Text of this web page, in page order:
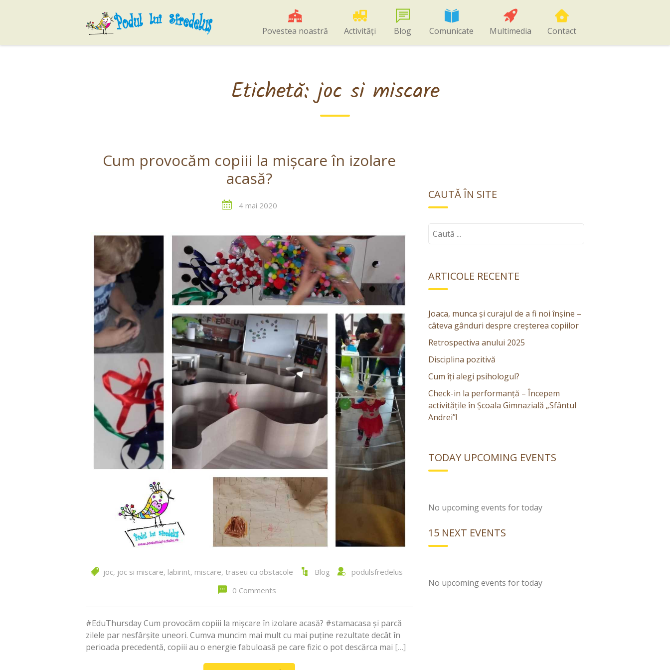
Povestea noastră Activități Blog Comunicate Multimedia Contact
Etichetă:joc si miscare
Cum provocăm copiii la mișcare în izolare
acasă?
4 mai 2020
joc, joc si miscare, labirint, miscare,traseu cu obstacole Blog
podulsfredelus
0 Comments
#EduThursday Cum provocăm copiii la mișcare în izolare acasă? #stamacasa și parcă
zilele par nesfârșite uneori. Cumva muncim mai mult cu mai puține rezultate decât în
perioada precedentă, copiii au o energie fabuloasă pe care fizic o pot descărca mai […]
CAUTĂ ÎN SITE
Caută:
ARTICOLE RECENTE
Joaca, munca și curajul de a fi noi înșine –
câteva gânduri despre creșterea copiilor
Retrospectiva anului 2025
Disciplina pozitivă
Cum îți alegi psihologul?
Check-in la performanță – Începem
activitățile în Școala Gimnazială „Sfântul
Andrei”!
TODAY UPCOMING EVENTS
No upcoming events for today
15 NEXT EVENTS
No upcoming events for today